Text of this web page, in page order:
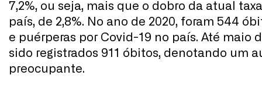
7,2%, ou seja, mais que o dobro da atual
país, de 2,8%. No ano de 2020, foram 544
e puérperas por Covid-19 no país. Até maio
sido registrados 911 óbitos, denotando um
preocupante.